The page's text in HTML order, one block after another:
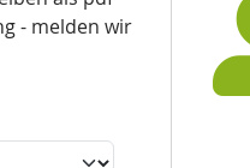
- melden wir